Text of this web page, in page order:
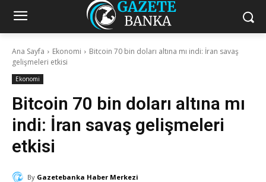
Ana Sayfa Ekonomi
Bitcoin 70 bin doları altına mı indi: İran savaş
gelişmeleri etkisi
Ekonomi
Bitcoin 70 bin doları altına mı
indi: İran savaş gelişmeleri
etkisi
By Gazetebanka Haber Merkezi